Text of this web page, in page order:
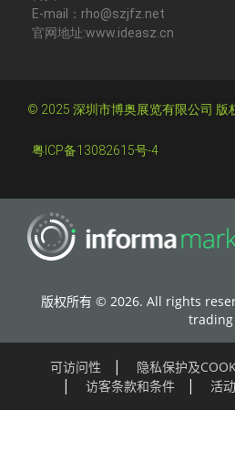
E-mail：rho@szjfz.net
官网地址:www.ideasz.cn
© 2025 深圳市博奥展览有限公司 版
粤ICP备13082615号-4
版权所有 © 2026. All rights
trading
可访问性 隐私保护及
访客条款和条件
活